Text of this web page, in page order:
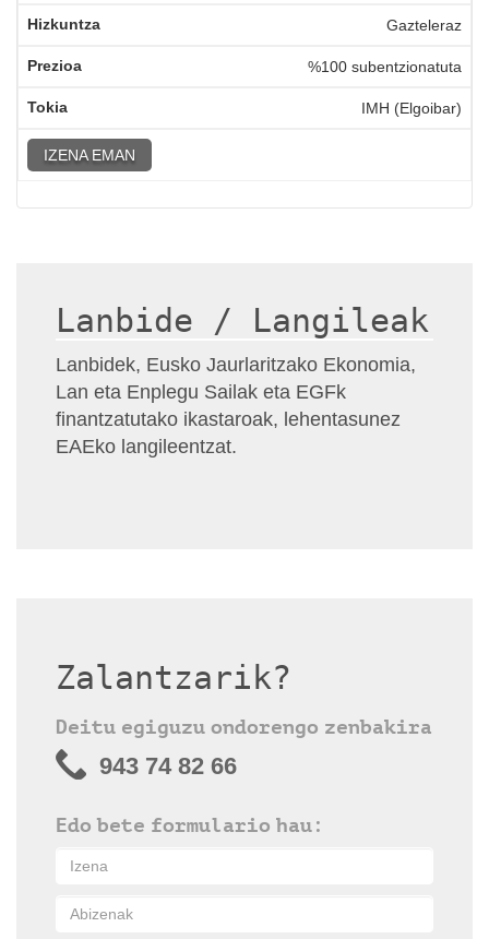
Gazteleraz
%100 subentzionatuta
IMH (Elgoibar)
IZENA EMAN
Lanbide / Langileak
Lanbidek, Eusko Jaurlaritzako Ekonomia,
Lan eta Enplegu Sailak eta EGFk
finantzatutako ikastaroak, lehentasunez
EAEko langileentzat.
Zalantzarik?
Deitu egiguzu ondorengo zenbakira
943 74 82 66
Edo bete formulario hau: